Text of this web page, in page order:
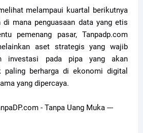
melampaui kuartal berikutnya
mana penguasaan data yang etis
pemenang pasar, Tanpadp.com
aset strategis yang wajib
investasi pada pipa yang akan
paling berharga di ekonomi digital
yang dipercaya.
- Tanpa Uang Muka ---